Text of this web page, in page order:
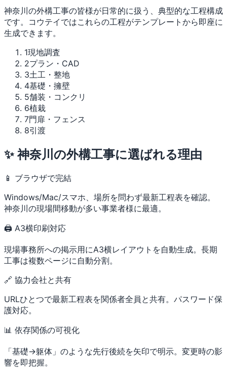
神奈川の外構工事の皆様が日常的に扱う、典型的な工程構成
です。コウテイではこれらの工程がテンプレートから即座に
生成できます。
1現地調査
2プラン・CAD
3土工・整地
4基礎・擁壁
5舗装・コンクリ
6植栽
7門扉・フェンス
8引渡
✨ 神奈川の外構工事に選ばれる理由
📱 ブラウザで完結
Windows/Mac/スマホ、場所を問わず最新工程表を確認。
神奈川の現場間移動が多い事業者様に最適。
🖨 A3横印刷対応
現場事務所への掲示用にA3横レイアウトを自動生成。長期
工事は複数ページに自動分割。
🔗 協力会社と共有
URLひとつで最新工程表を関係者全員と共有。パスワード保
護対応。
📊 依存関係の可視化
「基礎→躯体」のような先行後続を矢印で明示。変更時の影
響を即把握。